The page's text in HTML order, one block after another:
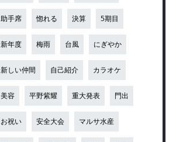
助手席 惚れる 決算 5期目
新年度 梅雨 台風 にぎやか
新しい仲間 自己紹介 カラオケ
美容 平野紫耀 重大発表 門出
お祝い 安全大会 マルサ水産